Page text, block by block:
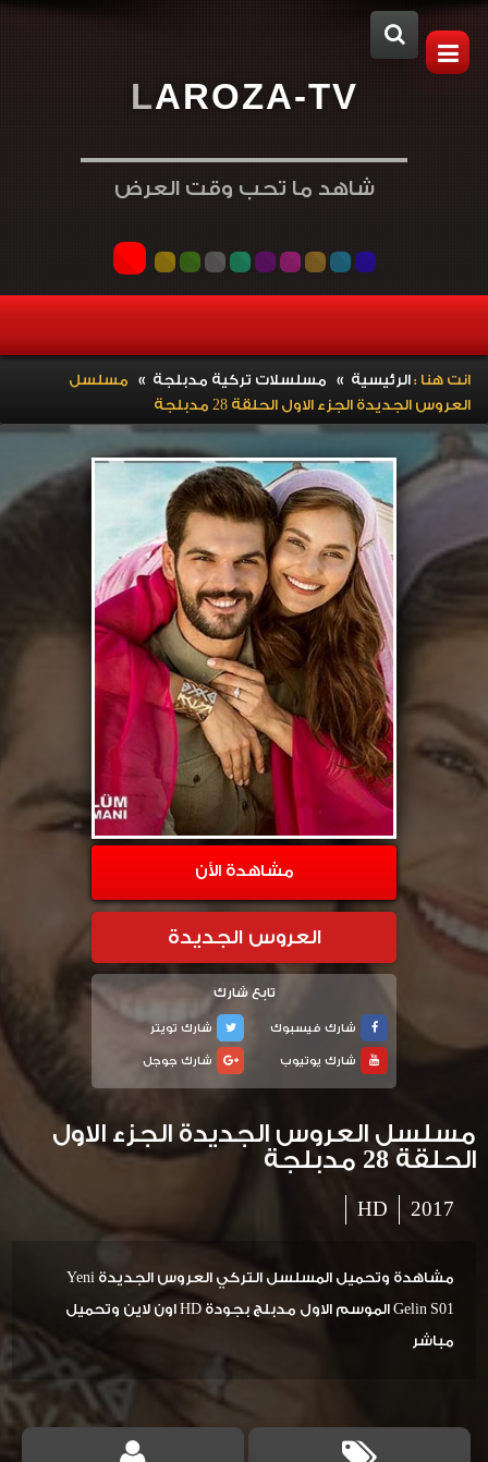
LAROZA-TV
شاهد ما تحب وقت العرض
انت هنا :الرئيسية » مسلسلات تركية مدبلجة » مسلسل
العروس الجديدة الجزء الاول الحلقة 28 مدبلجة
مشاهدة الأن
العروس الجديدة
تابع شارك
شارك فيسبوك
شارك تويتر
شارك يوتيوب
شارك جوجل
مسلسل العروس الجديدة الجزء الاول
الحلقة 28 مدبلجة
2017
HD
مشاهدة وتحميل المسلسل التركي العروس الجديدة Yeni
Gelin S01 الموسم الاول مدبلج بجودة HD اون لاين وتحميل
مباشر